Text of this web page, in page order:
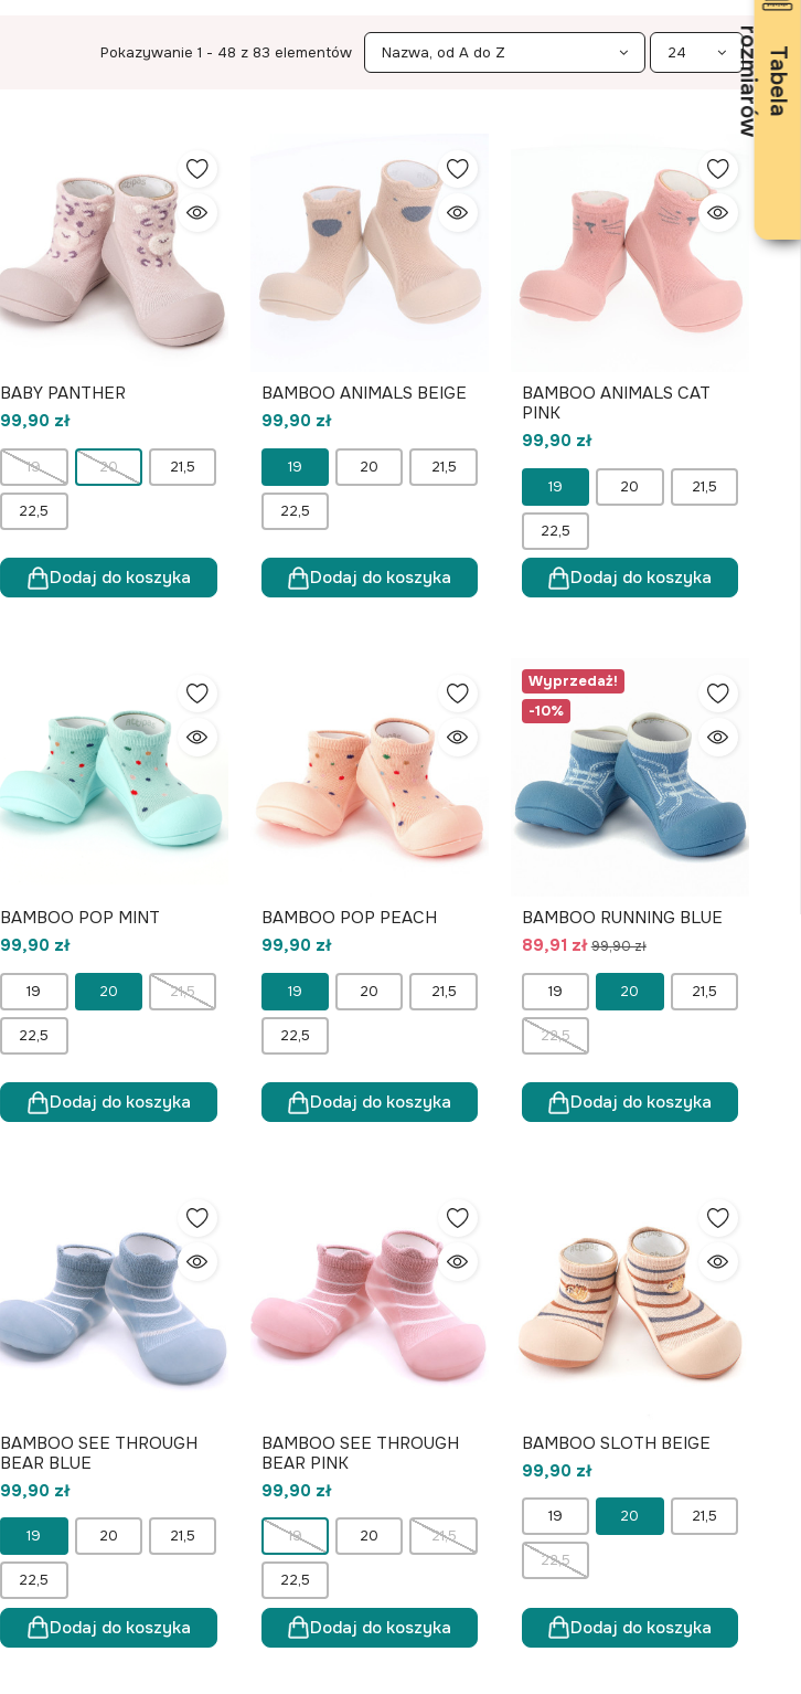
T
a
b
e
l
a
ro
z
m
i
a
r
ó
w
Pokazywanie 1 - 48 z 83 elementów Nazwa, od A do Z 24
BABY PANTHER
99,90 zł
19 20 21,5
22,5
Dodaj do koszyka
BAMBOO ANIMALS BEIGE
99,90 zł
19 20 21,5
22,5
Dodaj do koszyka
BAMBOO ANIMALS CAT
PINK
99,90 zł
19 20 21,5
22,5
Dodaj do koszyka
BAMBOO POP MINT
99,90 zł
19 20 21,5
22,5
Dodaj do koszyka
BAMBOO POP PEACH
99,90 zł
19 20 21,5
22,5
Dodaj do koszyka
Wyprzedaż!
-10%
BAMBOO RUNNING BLUE
89,91 zł99,90 zł
19 20 21,5
22,5
Dodaj do koszyka
BAMBOO SEE THROUGH
BEAR BLUE
99,90 zł
19 20 21,5
22,5
Dodaj do koszyka
BAMBOO SEE THROUGH
BEAR PINK
99,90 zł
19 20 21,5
22,5
Dodaj do koszyka
BAMBOO SLOTH BEIGE
99,90 zł
19 20 21,5
22,5
Dodaj do koszyka